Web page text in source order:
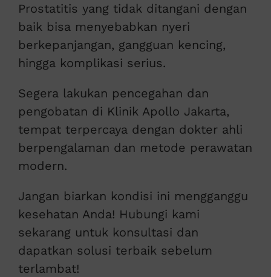
Prostatitis yang tidak ditangani dengan
baik bisa menyebabkan nyeri
berkepanjangan, gangguan kencing,
hingga komplikasi serius.
Segera lakukan pencegahan dan
pengobatan di Klinik Apollo Jakarta,
tempat terpercaya dengan dokter ahli
berpengalaman dan metode perawatan
modern.
Jangan biarkan kondisi ini mengganggu
kesehatan Anda! Hubungi kami
sekarang untuk konsultasi dan
dapatkan solusi terbaik sebelum
terlambat!